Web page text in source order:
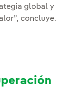
global y
concluye.